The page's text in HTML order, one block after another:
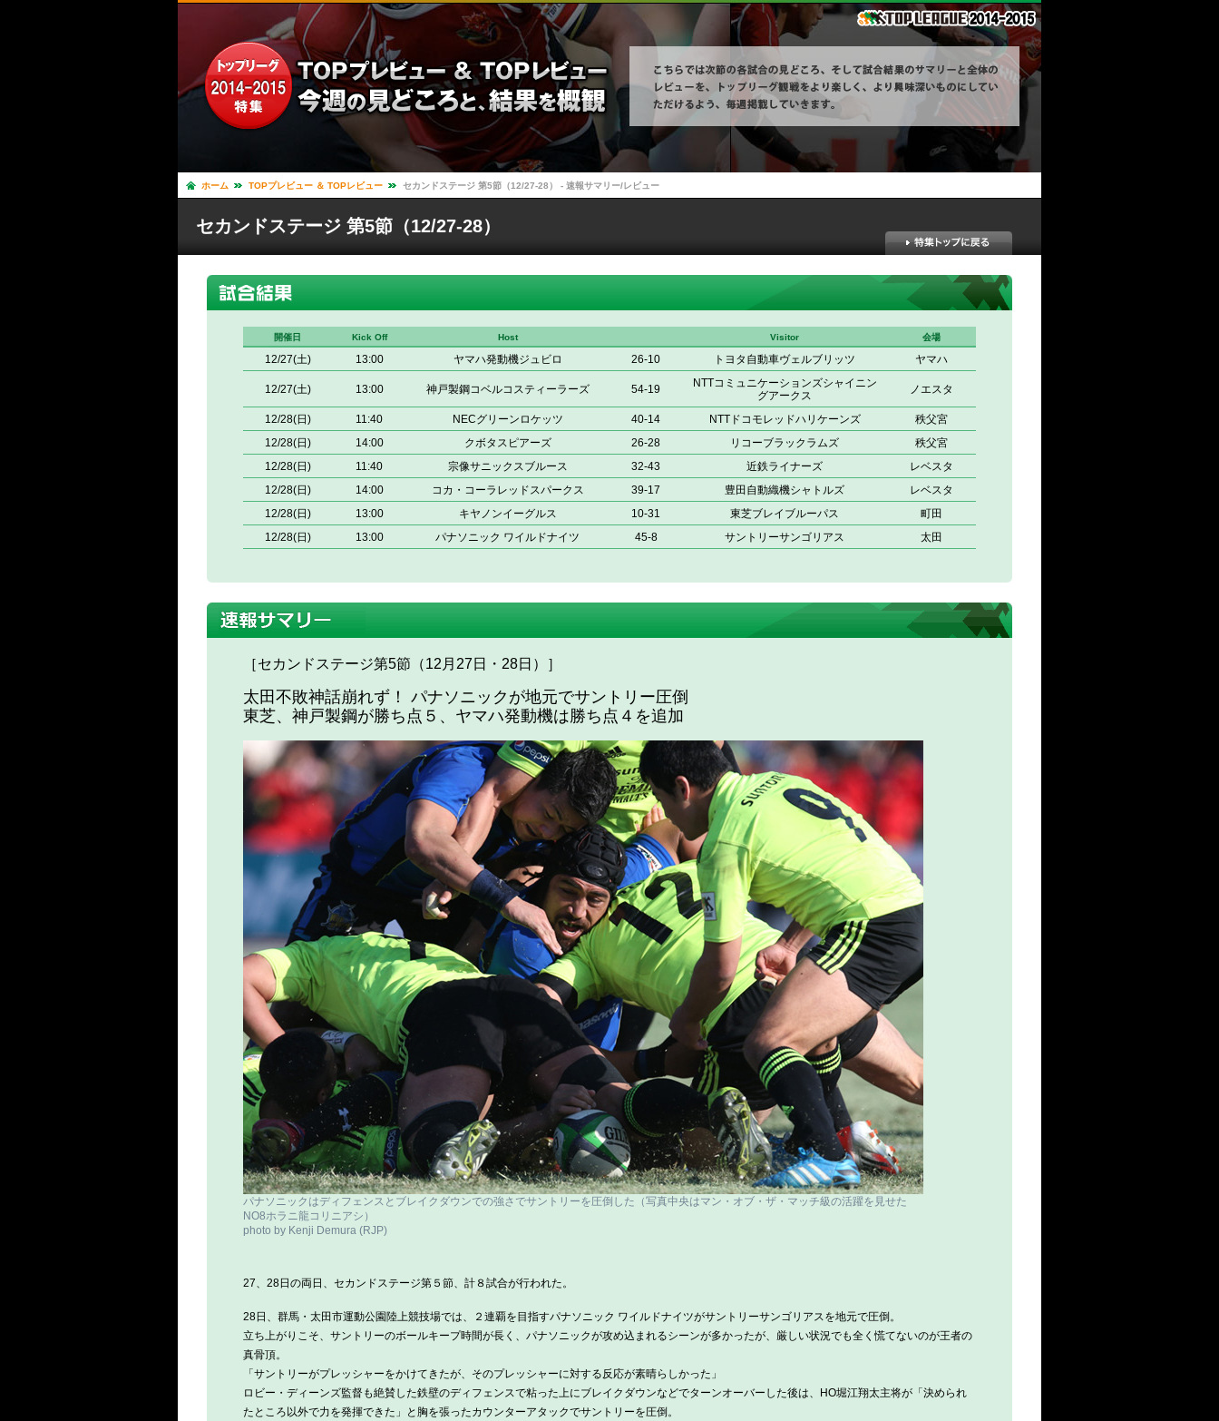
ホーム TOPプレビュー ＆ TOPレビュー セカンドステージ 第5節（12/27-28） - 速報サマリー/レビュー
セカンドステージ 第5節（12/27-28）
開催日 Kick Off Host Visitor 会場
12/27(土) 13:00 ヤマハ発動機ジュビロ 26-10 トヨタ自動車ヴェルブリッツ ヤマハ
12/27(土) 13:00 神戸製鋼コベルコスティーラーズ 54-19
NTTコミュニケーションズシャイニン
グアークス
ノエスタ
12/28(日) 11:40 NECグリーンロケッツ 40-14 NTTドコモレッドハリケーンズ
秩父宮
12/28(日)
14:00 クボタスピアーズ 26-28 リコーブラックラムズ
秩父宮
12/28(日)
11:40 宗像サニックスブルース 32-43 近鉄ライナーズ
レベスタ
12/28(日)
14:00 コカ・コーラレッドスパークス 39-17 豊田自動織機シャトルズ
レベスタ
12/28(日)
13:00 キヤノンイーグルス 10-31 東芝ブレイブルーパス
町田
12/28(日)
13:00 パナソニック ワイルドナイツ 45-8 サントリーサンゴリアス 太田
［セカンドステージ第5節（12月27日・28日）］
太田不敗神話崩れず！ パナソニックが地元でサントリー圧倒
東芝、神戸製鋼が勝ち点５、ヤマハ発動機は勝ち点４を追加
パナソニックはディフェンスとブレイクダウンでの強さでサントリーを圧倒した（写真中央はマン・オブ・ザ・マッチ級の活躍を見せた
NO8ホラニ龍コリニアシ）
photo by Kenji Demura (RJP)
27、28日の両日、セカンドステージ第５節、計８試合が行われた。
28日、群馬・太田市運動公園陸上競技場では、２連覇を目指すパナソニック ワイルドナイツがサントリーサンゴリアスを地元で圧倒。
立ち上がりこそ、サントリーのボールキープ時間が長く、パナソニックが攻め込まれるシーンが多かったが、厳しい状況でも全く慌てないのが王者の
真骨頂。
「サントリーがプレッシャーをかけてきたが、そのプレッシャーに対する反応が素晴らしかった」
ロビー・ディーンズ監督も絶賛した鉄壁のディフェンスで粘った上にブレイクダウンなどでターンオーバーした後は、HO堀江翔太主将が「決められ
たところ以外で力を発揮できた」と胸を張ったカウンターアタックでサントリーを圧倒。